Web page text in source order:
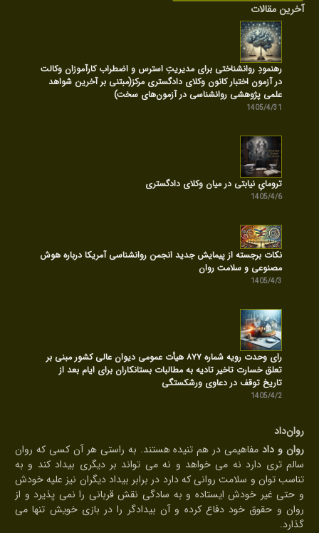
آخرین مقالات
رهنمودِ روانشناختی برای مدیریتِ استرس و اضطراب کارآموزان وکالت
در آزمون اختبار کانون وکلای دادگستری مرکز(مبتنی بر آخرین شواهد
علمی پژوهشی روانشناسی در آزمون‌های سخت)
1405/4/31
ترومایِ نیابتی در میان وکلای دادگستری
1405/4/6
نکات برجسته از پیمایش جدید انجمن روانشناسی آمریکا درباره هوش
مصنوعی و سلامت روان
1405/4/3
رای وحدت رویه شماره ۸۷۷ هیأت عمومی دیوان عالی کشور مبنی بر
تعلق خسارت تاخیر تادیه به مطالبات بستانکاران برای ایام بعد از
تاریخ توقف در دعاوی ورشکستگی
1405/4/2
روان‌داد
روان و دادمفاهیمی در هم تنیده هستند. به راستی هر آن کسی که روان
سالم تری دارد نه می خواهد و نه می تواند بر دیگری بیداد کند و به
تناسب توان و سلامت روانی که دارد در برابر بیداد دیگران نیز علیه خودش
و حتی غیر خودش ایستاده و به سادگی نقش قربانی را نمی پذیرد و از
روان و حقوق خود دفاع کرده و آن بیدادگر را در بازی خویش تنها می
گذارد.